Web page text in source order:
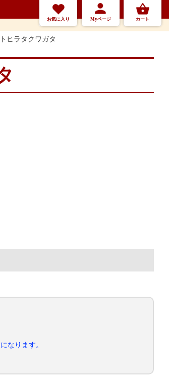
お気に入り Myページ カート
ヒラタクワガタ
なります。